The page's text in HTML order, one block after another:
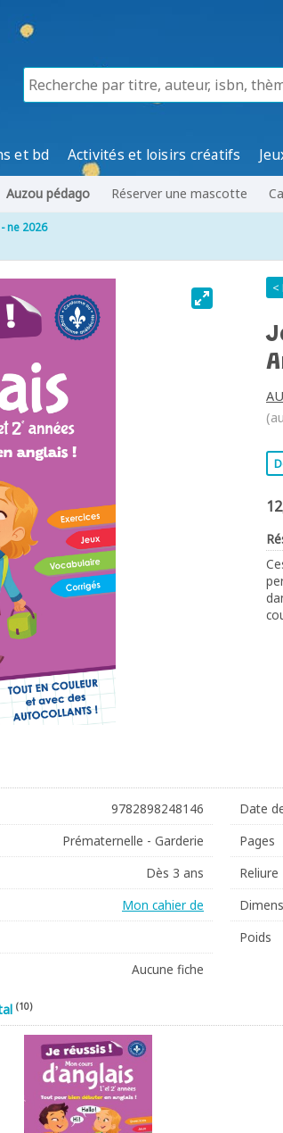
et bd Activités et loisirs créatifs
Auzou pédago Réserver une mascotte
ne 2026
<
9782898248146
Prématernelle - Garderie
Dès 3 ans
Mon cahier de
Aucune fiche
Date
Pages
Reliure
Poids
(10)